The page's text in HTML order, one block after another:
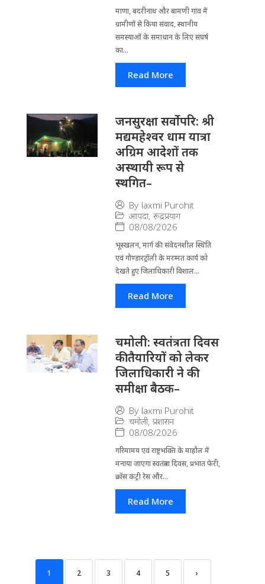
माणा, बदरीनाथ और बामणी गांव में
ग्रामीणों से किया संवाद, स्थानीय
समस्याओं के समाधान के लिए संघर्ष
का...
Read More
जनसुरक्षा सर्वोपरि: श्री
मद्यमहेश्वर धाम यात्रा
अग्रिम आदेशों तक
अस्थायी रूप से
स्थगित–
By laxmi Purohit
आपदा, रूद्रप्रयाग
08/08/2026
भूस्खलन, मार्ग की संवेदनशील स्थिति
एवं गौण्डारट्रॉली के मरम्मत कार्य को
देखते हुए जिलाधिकारी विशाल...
Read More
चमोली: स्वतंत्रता दिवस
की तैयारियों को लेकर
जिलाधिकारी ने की
समीक्षा बैठक–
By laxmi Purohit
चमोली, प्रशासन
08/08/2026
गरिमामय एवं राष्ट्रभक्ति के माहौल में
मनाया जाएगा स्वतंत्रता दिवस, प्रभात फेरी,
क्रॉस कंट्री रेस और...
Read More
1 2 3 4 5 ›